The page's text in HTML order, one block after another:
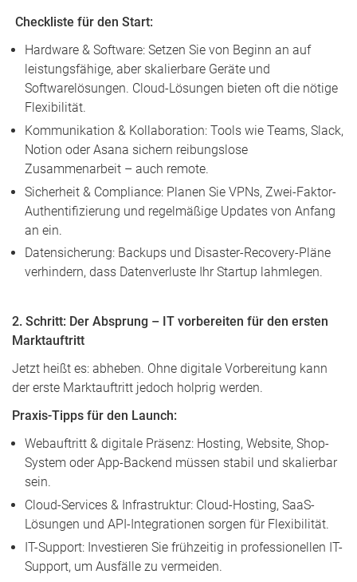
Checkliste für den Start:
Hardware & Software: Setzen Sie von Beginn an auf
leistungsfähige, aber skalierbare Geräte und
Softwarelösungen. Cloud-Lösungen bieten oft die nötige
Flexibilität.
Kommunikation & Kollaboration: Tools wie Teams, Slack,
Notion oder Asana sichern reibungslose
Zusammenarbeit – auch remote.
Sicherheit & Compliance: Planen Sie VPNs, Zwei-Faktor-
Authentifizierung und regelmäßige Updates von Anfang
an ein.
Datensicherung: Backups und Disaster-Recovery-Pläne
verhindern, dass Datenverluste Ihr Startup lahmlegen.
2. Schritt: Der Absprung – IT vorbereiten für den ersten
Marktauftritt
Jetzt heißt es: abheben. Ohne digitale Vorbereitung kann
der erste Marktauftritt jedoch holprig werden.
Praxis-Tipps für den Launch:
Webauftritt & digitale Präsenz: Hosting, Website, Shop-
System oder App-Backend müssen stabil und skalierbar
sein.
Cloud-Services & Infrastruktur: Cloud-Hosting, SaaS-
Lösungen und API-Integrationen sorgen für Flexibilität.
IT-Support: Investieren Sie frühzeitig in professionellen IT-
Support, um Ausfälle zu vermeiden.